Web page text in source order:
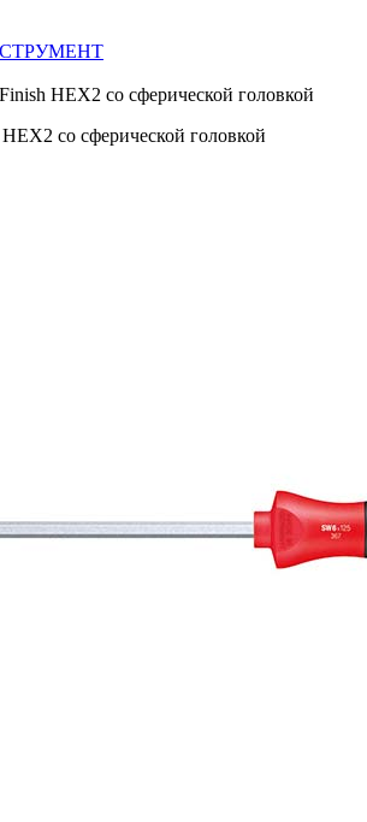
НЕХ2 со сферической головкой
со сферической головкой